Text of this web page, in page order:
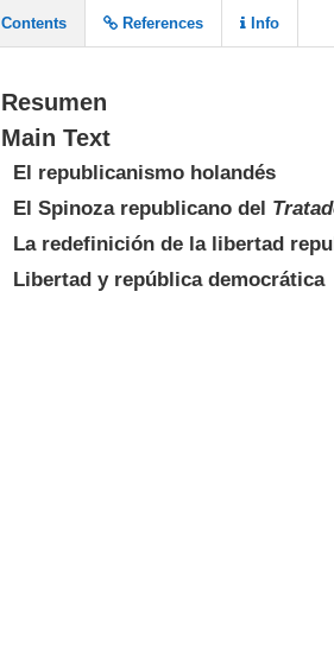
Resumen
Main Text
El republicanismo holandés
El Spinoza republicano del
La redefinición de la libertad
Libertad y república democrática
Contents References Info